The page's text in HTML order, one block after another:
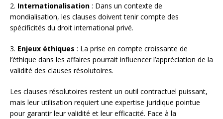
2. Internationalisation : Dans un contexte de
mondialisation, les clauses doivent tenir compte des
spécificités du droit international privé.
3. Enjeux éthiques : La prise en compte croissante de
l’éthique dans les affaires pourrait influencer l’appréciation de la
validité des clauses résolutoires.
Les clauses résolutoires restent un outil contractuel puissant,
mais leur utilisation requiert une expertise juridique pointue
pour garantir leur validité et leur efficacité. Face à la